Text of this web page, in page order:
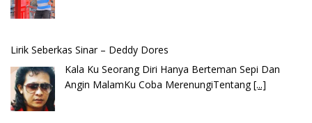
Lirik Lagu Batak Sopanagaman – Go’Rame Band
Hu bila ngi ari do hot bulanHusalpui nang dohot
taonSoada tonamNaso masihol[...]